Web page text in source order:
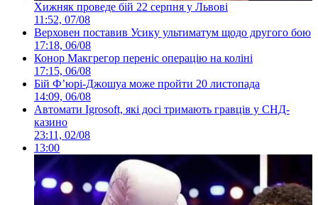
Хижняк проведе бій 22 серпня у Львові
11:52, 07/08
Верховен поставив Усику ультиматум щодо другого бою
17:18, 06/08
Конор Макгрегор переніс операцію на коліні
17:15, 06/08
Бій Ф’юрі-Джошуа може пройти 20 листопада
14:09, 06/08
Автомати Igrosoft, які досі тримають гравців у СНД-
казино
23:11, 02/08
13:00